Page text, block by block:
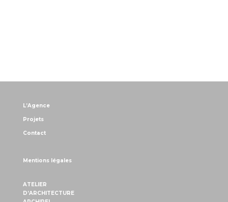
L’Agence
Projets
Contact
Mentions légales
ATELIER
D’ARCHITECTURE